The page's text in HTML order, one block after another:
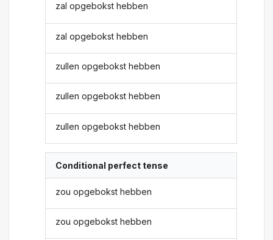
zal opgebokst hebben
zal opgebokst hebben
zullen opgebokst hebben
zullen opgebokst hebben
zullen opgebokst hebben
Conditional perfect tense
zou opgebokst hebben
zou opgebokst hebben